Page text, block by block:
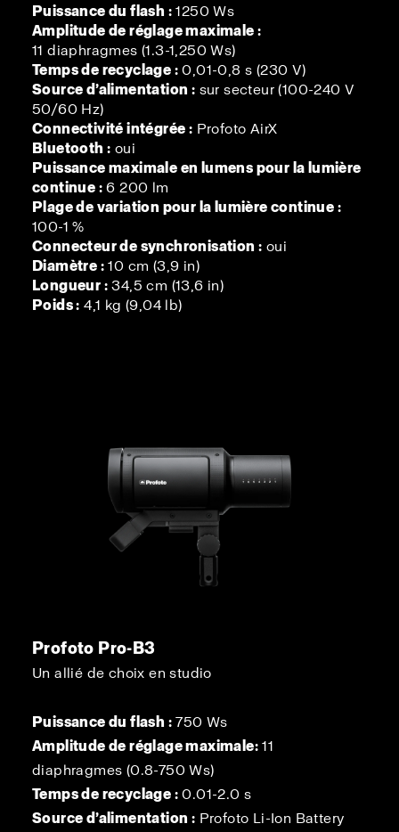
Puissance du flash : 1250 Ws
Amplitude de réglage maximale :
11 diaphragmes (1.3-1,250 Ws)
Temps de recyclage : 0,01-0,8 s (230 V)
Source d’alimentation : sur secteur (100-240 V
50/60 Hz)
Connectivité intégrée : Profoto AirX
Bluetooth : oui
Puissance maximale en lumens pour la lumière
continue : 6 200 lm
Plage de variation pour la lumière continue :
100-1 %
Connecteur de synchronisation : oui
Diamètre : 10 cm (3,9 in)
Longueur : 34,5 cm (13,6 in)
Poids : 4,1 kg (9,04 lb)
Profoto Pro-B3
Un allié de choix en studio
Puissance du flash : 750 Ws
Amplitude de réglage maximale: 11
diaphragmes (0.8-750 Ws)
Temps de recyclage : 0.01-2.0 s
Source d’alimentation : Profoto Li-Ion Battery